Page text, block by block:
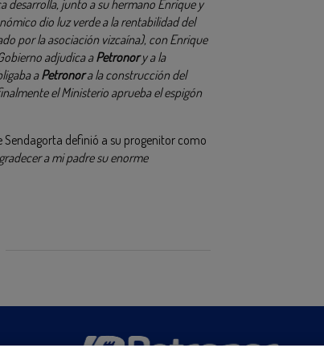
desarrolla, junto a su hermano Enrique y
dio luz verde a la rentabilidad del
por la asociación vizcaína), con Enrique
adjudica aPetronory a la
aPetronora la construcción del
el Ministerio aprueba el espigón
Sendagorta definió a su progenitor como
a mi padre su enorme